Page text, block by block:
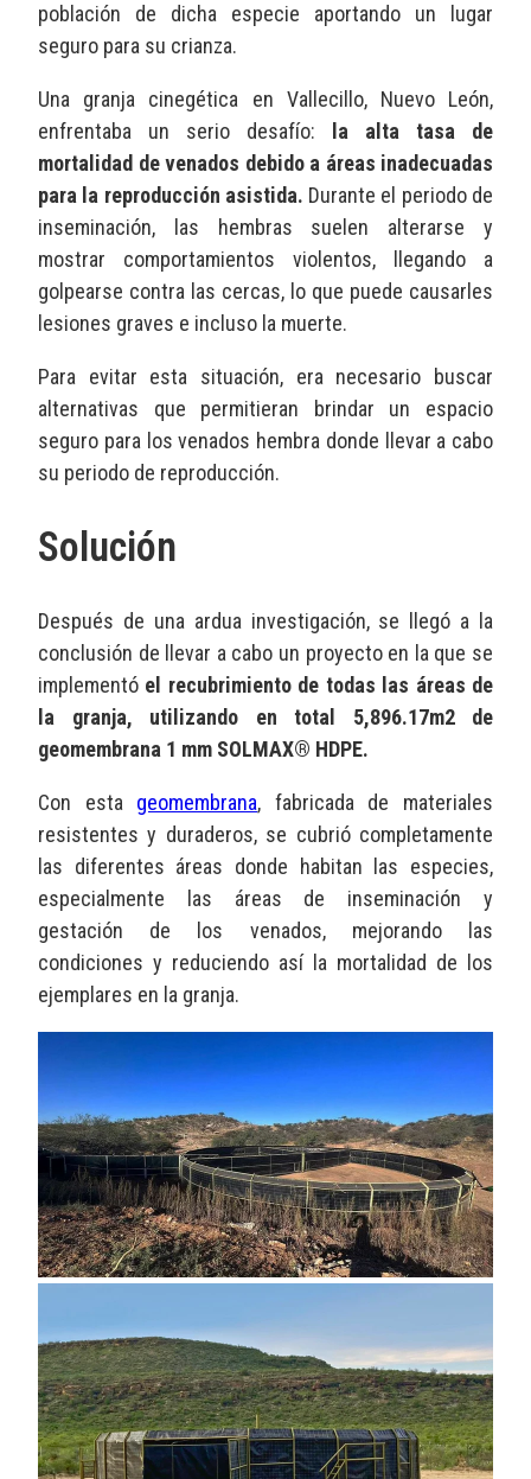
población de dicha especie aportando un lugar
seguro para su crianza.
Una granja cinegética en Vallecillo, Nuevo León,
enfrentaba un serio desafío:
la alta tasa de
mortalidad de venados debido a áreas inadecuadas
para la reproducción asistida. Durante el periodo de
inseminación, las hembras suelen alterarse y
mostrar comportamientos violentos, llegando a
golpearse contra las cercas, lo que puede causarles
lesiones graves e incluso la muerte.
Para evitar esta situación, era necesario buscar
alternativas que permitieran brindar un espacio
seguro para los venados hembra donde llevar a cabo
su periodo de reproducción.
Solución
Después de una ardua investigación, se llegó a la
conclusión de llevar a cabo un proyecto en la que se
implementó el recubrimiento de todas las áreas de
la granja, utilizando en total 5,896.17m2 de
geomembrana 1 mm SOLMAX® HDPE.
Con esta geomembrana, fabricada de materiales
resistentes y duraderos, se cubrió completamente
las diferentes áreas donde habitan las especies,
especialmente las áreas de inseminación y
gestación de los venados, mejorando las
condiciones y reduciendo así la mortalidad de los
ejemplares en la granja.